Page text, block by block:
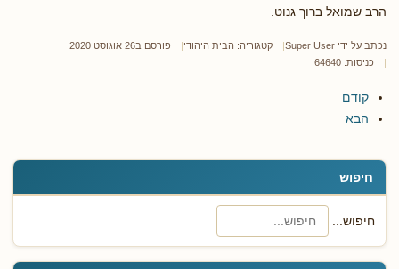
חיפוש
חיפוש...
הרב שמואל ברוך גנוט.
נכתב על ידי Super User קטגוריה: הבית היהודי
פורסם ב26 אוגוסט 2020
כניסות: 64640
קודם
הבא